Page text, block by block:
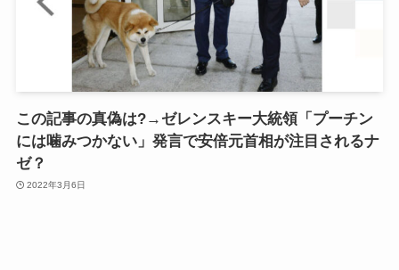
この記事の真偽は?→ゼレンスキー大統領「プーチン
には噛みつかない」発言で安倍元首相が注目されるナ
ゼ？
2022年3月6日